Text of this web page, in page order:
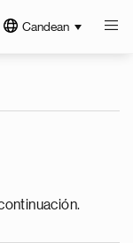
Candean